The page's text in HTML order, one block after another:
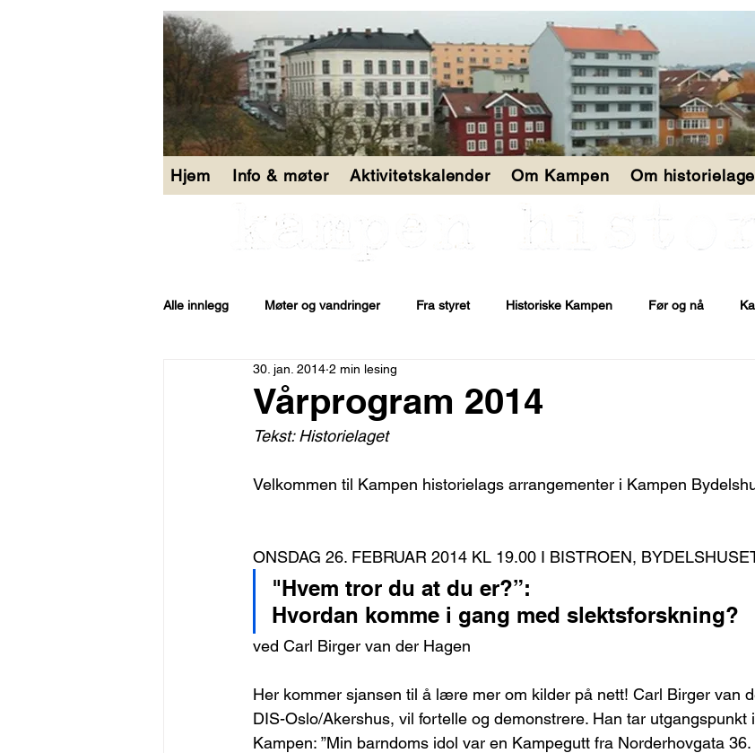
Hjem Info & møter Aktivitetskalender Om Kampen Om
Alle innlegg Møter og vandringer Fra styret Historiske Kampen Før og nå
Åpen bakgård
Vårprogram 2014
30. jan. 2014 2 min lesing
Tekst: Historielaget
Velkommen til Kampen historielags arrangementer i Kampen
ONSDAG 26. FEBRUAR 2014 KL 19.00 I BISTROEN,
"Hvem tror du at du er?”:
Hvordan komme i gang med slektsforskning?
ved Carl Birger van der Hagen
Her kommer sjansen til å lære mer om kilder på nett! Carl Birger van
DIS-Oslo/Akershus, vil fortelle og demonstrere. Han tar utgangspunkt
Kampen: ”Min barndoms idol var en Kampegutt fra Norderhovgata